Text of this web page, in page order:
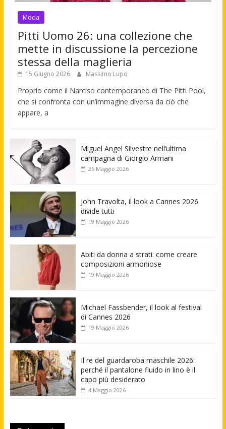
Moda
Pitti Uomo 26: una collezione che
mette in discussione la percezione
stessa della maglieria
15 Giugno 2026 Massimo Lupo
Proprio come il Narciso contemporaneo di The Pitti Pool,
che si confronta con un’immagine diversa da ciò che
appare, a
Miguel Angel Silvestre nell’ultima
campagna di Giorgio Armani
26 Maggio 2026
John Travolta, il look a Cannes 2026
divide tutti
19 Maggio 2026
Abiti da donna a strati: come creare
composizioni armoniose
19 Maggio 2026
Michael Fassbender, il look al festival
di Cannes 2026
19 Maggio 2026
Il re del guardaroba maschile 2026:
perché il pantalone fluido in lino è il
capo più desiderato
4 Maggio 2026